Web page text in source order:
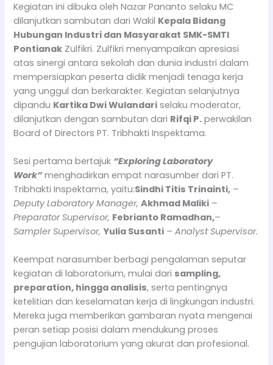
Kegiatan ini dibuka oleh Nazar Pananto selaku MC
dilanjutkan sambutan dari Wakil Kepala Bidang
Hubungan Industri dan Masyarakat SMK-SMTI
Pontianak Zulfikri. Zulfikri menyampaikan apresiasi
atas sinergi antara sekolah dan dunia industri dalam
mempersiapkan peserta didik menjadi tenaga kerja
yang unggul dan berkarakter. Kegiatan selanjutnya
dipandu Kartika Dwi Wulandari selaku moderator,
dilanjutkan dengan sambutan dari Rifqi P. perwakilan
Board of Directors PT. Tribhakti Inspektama.
Sesi pertama bertajuk “Exploring Laboratory
Work” menghadirkan empat narasumber dari PT.
Tribhakti Inspektama, yaitu:Sindhi Titis Trinainti, –
Deputy Laboratory Manager,Akhmad Maliki –
Preparator Supervisor, Febrianto Ramadhan,–
Sampler Supervisor,Yulia Susanti –Analyst Supervisor.
Keempat narasumber berbagi pengalaman seputar
kegiatan di laboratorium, mulai dari sampling,
preparation, hingga analisis, serta pentingnya
ketelitian dan keselamatan kerja di lingkungan industri.
Mereka juga memberikan gambaran nyata mengenai
peran setiap posisi dalam mendukung proses
pengujian laboratorium yang akurat dan profesional.